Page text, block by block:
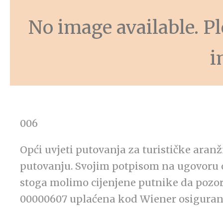
No image available.
006
Opći uvjeti putovanja za turističke
putovanju. Svojim potpisom na
stoga molimo cijenjene putnike da
00000607 uplaćena kod Wiener